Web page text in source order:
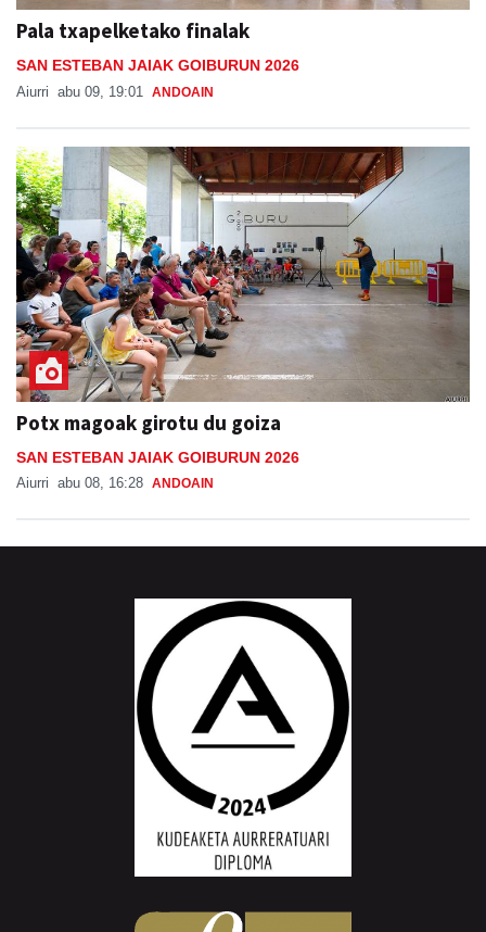
Pala txapelketako finalak
SAN ESTEBAN JAIAK GOIBURUN 2026
Aiurri abu 09, 19:01 ANDOAIN
Potx magoak girotu du goiza
SAN ESTEBAN JAIAK GOIBURUN 2026
Aiurri abu 08, 16:28 ANDOAIN